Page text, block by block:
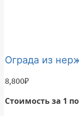
Ограда из
8,800₽
Стоимость за 1